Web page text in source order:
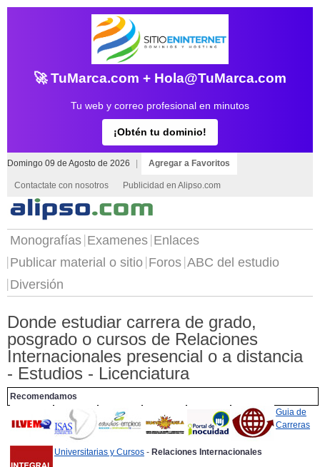
🚀 TuMarca.com + Hola@TuMarca.com
Tu web y correo profesional en minutos
¡Obtén tu dominio!
Domingo 09 de Agosto de 2026 Agregar a Favoritos
Contactate con nosotros Publicidad en Alipso.com
Monografías Examenes Enlaces
Publicar material o sitio Foros ABC del estudio
Diversión
Donde estudiar carrera de grado,
posgrado o cursos de Relaciones
Internacionales presencial o a distancia
- Estudios - Licenciatura
Recomendamos
Guia de
Carreras
Universitarias y Cursos - Relaciones Internacionales